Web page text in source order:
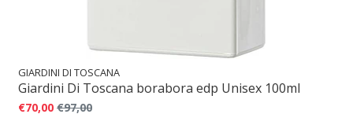
GIARDINI DI TOSCANA
Giardini Di Toscana borabora edp Unisex 100ml
€70,00 €97,00